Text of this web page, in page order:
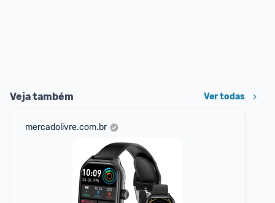
Veja também Ver todas
mercadolivre.com.br